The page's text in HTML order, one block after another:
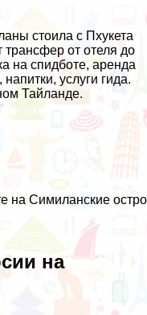
стоила с Пхукета
трансфер от отеля до
на спидботе, аренда
услуги гида.
Тайланде.
на Симиланские
на